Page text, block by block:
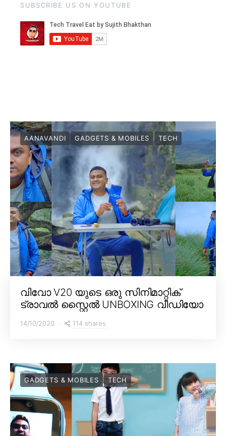
SUBSCRIBE US ON YOUTUBE
AANAVANDI GADGETS & MOBILES TECH
വിവോ V20 യുടെ ഒരു സിനിമാറ്റിക്
ട്രാവൽ സ്റ്റൈൽ UNBOXING വീഡിയോ
14/10/2020 114 shares
GADGETS & MOBILES TECH